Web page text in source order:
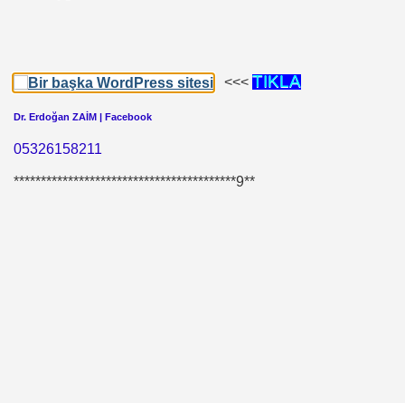
<<< TIKLA
Dr. Erdoğan ZAİM | Facebook
05326158211
*****************************************9**